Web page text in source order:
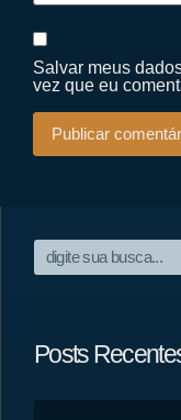
Salvar meus
vez que eu
Posts